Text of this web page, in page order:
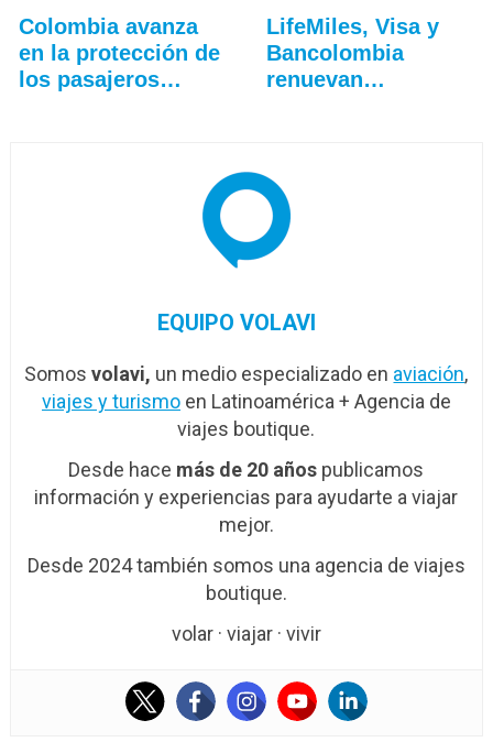
Colombia avanza
en la protección de
los pasajeros…
LifeMiles, Visa y
Bancolombia
renuevan
EQUIPO VOLAVI
Somosvolavi, un medio especializado en aviación,
viajes y turismoen Latinoamérica + Agencia de
viajes boutique.
Desde hace más de 20 años publicamos
información y experiencias para ayudarte a viajar
mejor.
Desde 2024 también somos una agencia de viajes
boutique.
volar · viajar · vivir